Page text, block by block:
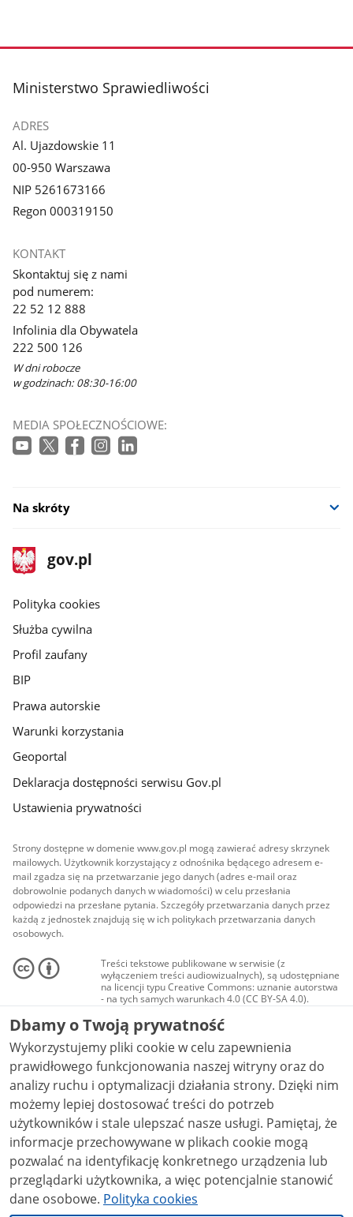
stopka
Ministerstwo Sprawiedliwości
ADRES
Al. Ujazdowskie 11
00-950 Warszawa
NIP 5261673166
Regon 000319150
KONTAKT
Skontaktuj się z nami
pod numerem:
22 52 12 888
Infolinia dla Obywatela
222 500 126
W dni robocze
w godzinach: 08:30-16:00
MEDIA SPOŁECZNOŚCIOWE:
Na skróty
stopka
gov.pl
Strona
gov.pl
gov.pl
Polityka cookies
Służba cywilna
Profil zaufany
BIP
Prawa autorskie
Warunki korzystania
Geoportal
Deklaracja dostępności serwisu Gov.pl
Ustawienia prywatności
Strony dostępne w domenie www.gov.pl mogą zawierać adresy skrzynek
mailowych. Użytkownik korzystający z odnośnika będącego adresem e-
mail zgadza się na przetwarzanie jego danych (adres e-mail oraz
dobrowolnie podanych danych w wiadomości) w celu przesłania
odpowiedzi na przesłane pytania. Szczegóły przetwarzania danych przez
każdą z jednostek znajdują się w ich politykach przetwarzania danych
osobowych.
Treści tekstowe publikowane w serwisie (z
wyłączeniem treści audiowizualnych), są udostępniane
na licencji typu Creative Commons: uznanie autorstwa
- na tych samych warunkach 4.0 (CC BY-SA 4.0).
Materiały audiowizualne, w tym zdjęcia, materiały
audio i wideo, są udostępniane na licencji typu
Creative Commons: uznanie autorstwa użycie
niekomercyjne - bez utworów zależnych 4.0 (CC BY-
NC-ND 4.0), o ile nie jest to stwierdzone inaczej.
Dbamy o Twoją prywatność
Wykorzystujemy pliki cookie w celu zapewnienia
prawidłowego funkcjonowania naszej witryny oraz do
analizy ruchu i optymalizacji działania strony. Dzięki nim
możemy lepiej dostosować treści do potrzeb
użytkowników i stale ulepszać nasze usługi. Pamiętaj, że
informacje przechowywane w plikach cookie mogą
pozwalać na identyfikację konkretnego urządzenia lub
przeglądarki użytkownika, a więc potencjalnie stanowić
dane osobowe. Polityka cookies